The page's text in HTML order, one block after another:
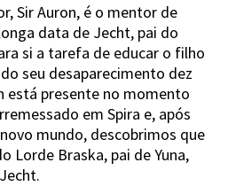
Sir Auron, é o mentor de
data de Jecht, pai do
si a tarefa de educar o filho
seu desaparecimento dez
está presente no momento
em Spira e, após
mundo, descobrimos que
Lorde Braska, pai de Yuna,